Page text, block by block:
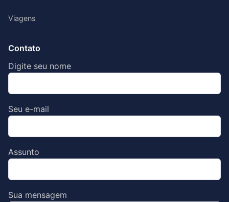
Viagens
Contato
Digite seu nome
Seu e-mail
Assunto
Sua mensagem